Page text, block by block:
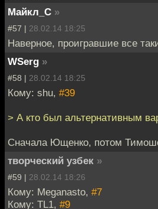
Майкл_С »
#57 | 28.02.14 18:25
Наверное, проигравшие все
WSerg »
#58 | 28.02.14 18:25
Кому: shu, #39
> А кто был альтернативным
Сначала Ющенко, потом
творческий узбек »
#59 | 28.02.14 18:26
Кому: Meganasto, #7
Кому: TL1, #9